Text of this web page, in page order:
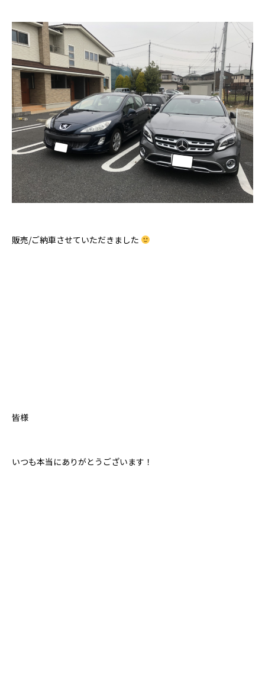
販売/ご納車させていただきました
皆様
いつも本当にありがとうございます！